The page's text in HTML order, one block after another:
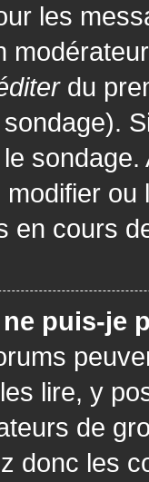
les
du
modifier
en cours
puis-je
lire, y
de
donc les